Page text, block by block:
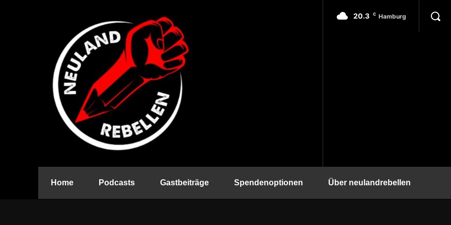
20.3 C Hamburg
Home Podcasts Gastbeiträge Spendenoptionen Über neulandrebellen